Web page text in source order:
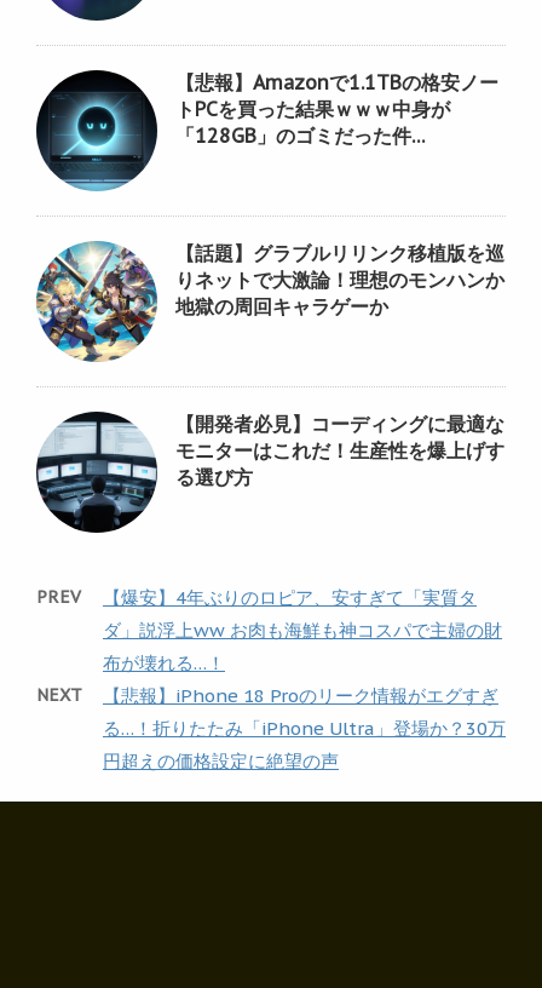
【悲報】Amazonで1.1TBの格安ノー
トPCを買った結果ｗｗｗ中身が
「128GB」のゴミだった件…
【話題】グラブルリリンク移植版を巡
りネットで大激論！理想のモンハンか
地獄の周回キャラゲーか
【開発者必見】コーディングに最適な
モニターはこれだ！生産性を爆上げす
る選び方
PREV
【爆安】4年ぶりのロピア、安すぎて「実質タ
ダ」説浮上ww お肉も海鮮も神コスパで主婦の財
布が壊れる…！
NEXT
【悲報】iPhone 18 Proのリーク情報がエグすぎ
る…！折りたたみ「iPhone Ultra」登場か？30万
円超えの価格設定に絶望の声